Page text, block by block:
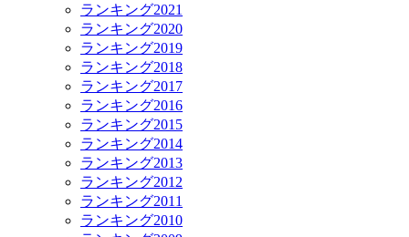
ランキング2021
ランキング2020
ランキング2019
ランキング2018
ランキング2017
ランキング2016
ランキング2015
ランキング2014
ランキング2013
ランキング2012
ランキング2011
ランキング2010